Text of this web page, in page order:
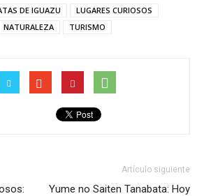
DE IGUAZU
LUGARES CURIOSOS
NATURALEZA TURISMO
Artículo siguiente
Yume no Saiten Tanabata: Hoy